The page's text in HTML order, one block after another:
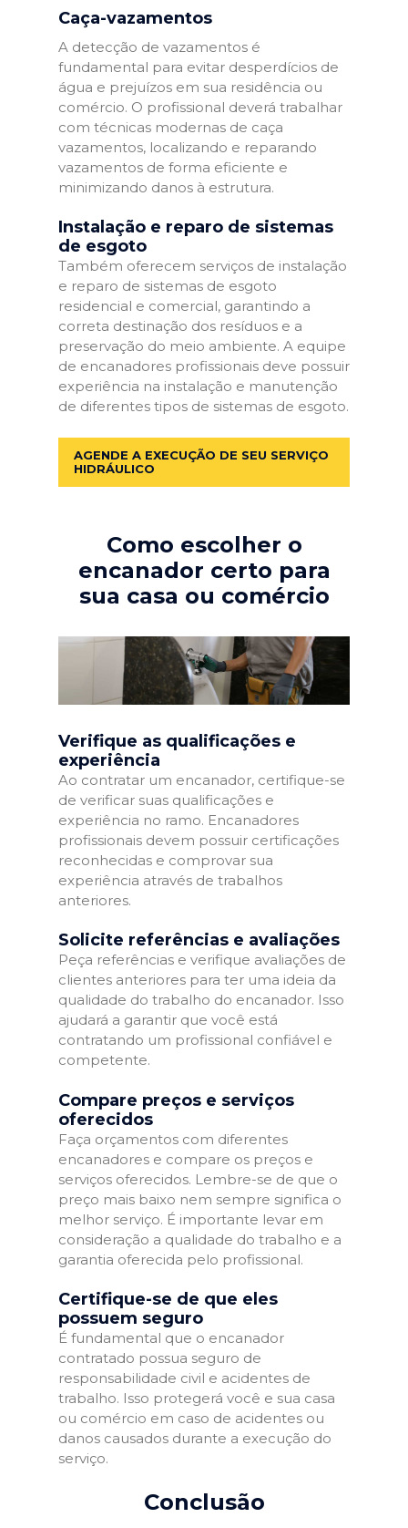
Caça-vazamentos
A detecção de vazamentos é
fundamental para evitar desperdícios de
água e prejuízos em sua residência ou
comércio. O profissional deverá trabalhar
com técnicas modernas de caça
vazamentos, localizando e reparando
vazamentos de forma eficiente e
minimizando danos à estrutura.
Instalação e reparo de sistemas
de esgoto
Também oferecem serviços de instalação
e reparo de sistemas de esgoto
residencial e comercial, garantindo a
correta destinação dos resíduos e a
preservação do meio ambiente. A equipe
de encanadores profissionais deve possuir
experiência na instalação e manutenção
de diferentes tipos de sistemas de esgoto.
AGENDE A EXECUÇÃO DE SEU SERVIÇO
HIDRÁULICO
Como escolher o
encanador certo para
sua casa ou comércio
Verifique as qualificações e
experiência
Ao contratar um encanador, certifique-se
de verificar suas qualificações e
experiência no ramo. Encanadores
profissionais devem possuir certificações
reconhecidas e comprovar sua
experiência através de trabalhos
anteriores.
Solicite referências e avaliações
Peça referências e verifique avaliações de
clientes anteriores para ter uma ideia da
qualidade do trabalho do encanador. Isso
ajudará a garantir que você está
contratando um profissional confiável e
competente.
Compare preços e serviços
oferecidos
Faça orçamentos com diferentes
encanadores e compare os preços e
serviços oferecidos. Lembre-se de que o
preço mais baixo nem sempre significa o
melhor serviço. É importante levar em
consideração a qualidade do trabalho e a
garantia oferecida pelo profissional.
Certifique-se de que eles
possuem seguro
É fundamental que o encanador
contratado possua seguro de
responsabilidade civil e acidentes de
trabalho. Isso protegerá você e sua casa
ou comércio em caso de acidentes ou
danos causados durante a execução do
serviço.
Conclusão